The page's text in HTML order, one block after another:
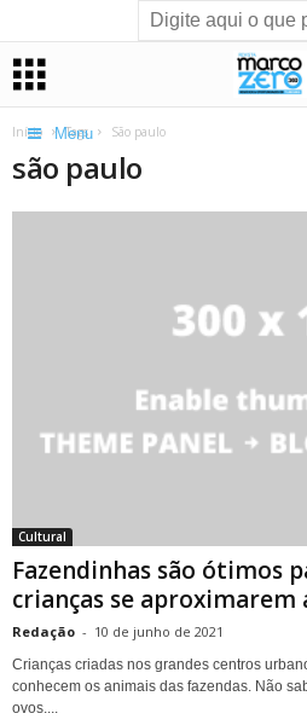
Menu
Início Tags São paulo
são paulo
Cultural
Fazendinhas são ótimos
crianças se aproximarem
Redação - 10 de junho de 2021
Crianças criadas nos grandes centros
conhecem os animais das fazendas. Não
ovos....